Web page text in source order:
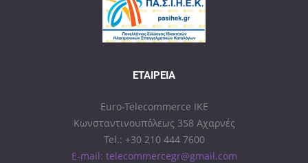
ΕΤΑΙΡΕΊΑ
Euro-Telecommerce IKE
Κωνσταντινουπόλεως 358 Αχαρνές
Tel.: +30 210 444 7600
E-mail: telecommercegr@gmail.com